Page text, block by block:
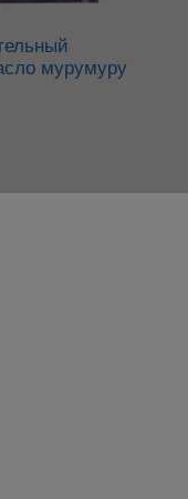
мурумуру